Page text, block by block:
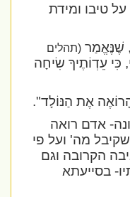
טיבו ומידת
(תהלים
עֵדְוֹתֶיךָ שִׂיחָה
אֶת הַנּוֹלָד".
אדם רואה
מה' ועל פי
הקרובה וגם
בסייעתא